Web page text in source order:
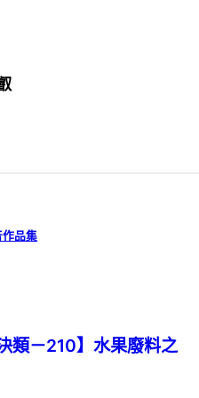
作品集
類－210】水果廢料之